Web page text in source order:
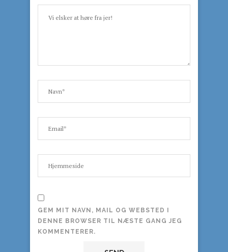
GEM MIT NAVN, MAIL OG WEBSTED I
DENNE BROWSER TIL NÆSTE GANG JEG
KOMMENTERER.